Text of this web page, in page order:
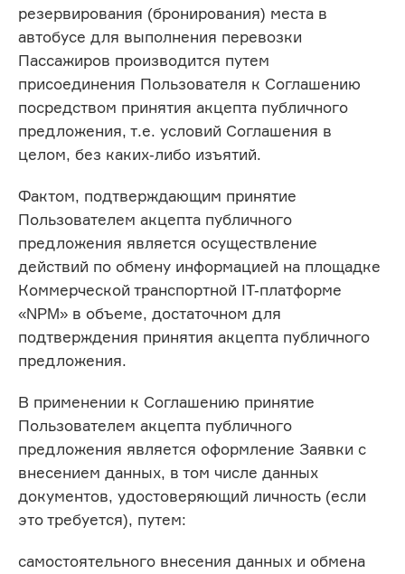
резервирования (бронирования) места в
автобусе для выполнения перевозки
Пассажиров производится путем
присоединения Пользователя к Соглашению
посредством принятия акцепта публичного
предложения, т.е. условий Соглашения в
целом, без каких-либо изъятий.
Фактом, подтверждающим принятие
Пользователем акцепта публичного
предложения является осуществление
действий по обмену информацией на площадке
Коммерческой транспортной IT-платформе
«NPM» в объеме, достаточном для
подтверждения принятия акцепта публичного
предложения.
В применении к Соглашению принятие
Пользователем акцепта публичного
предложения является оформление Заявки с
внесением данных, в том числе данных
документов, удостоверяющий личность (если
это требуется), путем:
самостоятельного внесения данных и обмена